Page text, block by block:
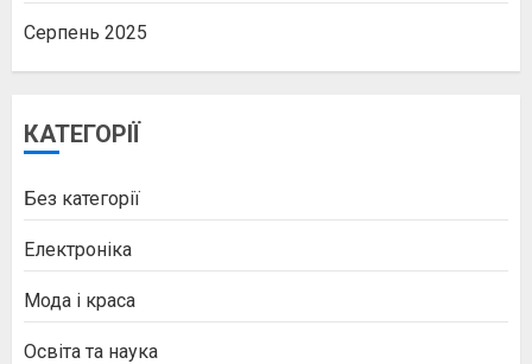
Серпень 2025
КАТЕГОРІЇ
Без категорії
Електроніка
Мода і краса
Освіта та наука